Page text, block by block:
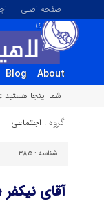
صفحه اصلی
تصویری
About
Blog
شما اینجا هستید »
گروه : اجتماعی
شناسه : ۳۸۵
آقای